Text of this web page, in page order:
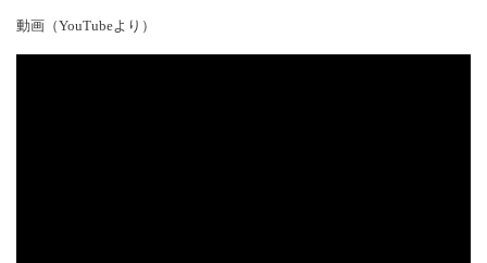
動画（YouTubeより）